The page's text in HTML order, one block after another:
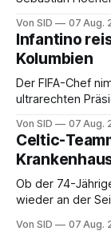
Von SID 07 Aug.
Infantino
Kolumbien
Der FIFA-Chef
ultrarechten
Von SID 07 Aug.
Celtic-
Ob der 74-
wieder an der
Von SID 07 Aug.